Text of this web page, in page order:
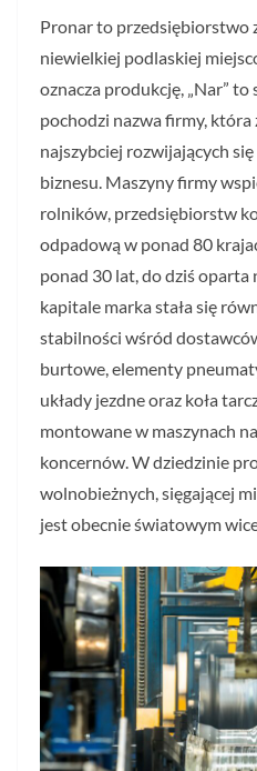
Pronar to przedsiębiorstwo
niewielkiej podlaskiej
oznacza produkcję, „Nar”
pochodzi nazwa firmy, która
najszybciej rozwijających
biznesu. Maszyny firmy
rolników, przedsiębiorstw
odpadową w ponad 80
ponad 30 lat, do dziś oparta
kapitale marka stała się
stabilności wśród
burtowe, elementy
układy jezdne oraz koła
montowane w maszynach
koncernów. W dziedzinie
wolnobieżnych, sięgającej
jest obecnie światowym